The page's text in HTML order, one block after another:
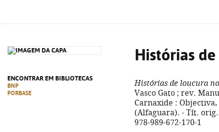
ENCONTRAR EM BIBLIOTECAS
BNP
PORBASE
Histórias
Histórias de loucura
Vasco Gato ; rev.
Carnaxide : Objectiva,
(Alfaguara). - Tít.
978-989-672-170-1